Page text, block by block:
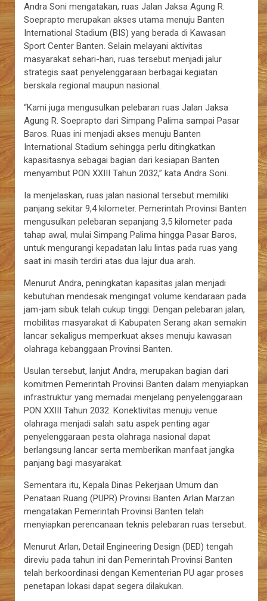
Andra Soni mengatakan, ruas Jalan Jaksa Agung R.
Soeprapto merupakan akses utama menuju Banten
International Stadium (BIS) yang berada di Kawasan
Sport Center Banten. Selain melayani aktivitas
masyarakat sehari-hari, ruas tersebut menjadi jalur
strategis saat penyelenggaraan berbagai kegiatan
berskala regional maupun nasional.
“Kami juga mengusulkan pelebaran ruas Jalan Jaksa
Agung R. Soeprapto dari Simpang Palima sampai Pasar
Baros. Ruas ini menjadi akses menuju Banten
International Stadium sehingga perlu ditingkatkan
kapasitasnya sebagai bagian dari kesiapan Banten
menyambut PON XXIII Tahun 2032,” kata Andra Soni.
Ia menjelaskan, ruas jalan nasional tersebut memiliki
panjang sekitar 9,4 kilometer. Pemerintah Provinsi Banten
mengusulkan pelebaran sepanjang 3,5 kilometer pada
tahap awal, mulai Simpang Palima hingga Pasar Baros,
untuk mengurangi kepadatan lalu lintas pada ruas yang
saat ini masih terdiri atas dua lajur dua arah.
Menurut Andra, peningkatan kapasitas jalan menjadi
kebutuhan mendesak mengingat volume kendaraan pada
jam-jam sibuk telah cukup tinggi. Dengan pelebaran jalan,
mobilitas masyarakat di Kabupaten Serang akan semakin
lancar sekaligus memperkuat akses menuju kawasan
olahraga kebanggaan Provinsi Banten.
Usulan tersebut, lanjut Andra, merupakan bagian dari
komitmen Pemerintah Provinsi Banten dalam menyiapkan
infrastruktur yang memadai menjelang penyelenggaraan
PON XXIII Tahun 2032. Konektivitas menuju venue
olahraga menjadi salah satu aspek penting agar
penyelenggaraan pesta olahraga nasional dapat
berlangsung lancar serta memberikan manfaat jangka
panjang bagi masyarakat.
Sementara itu, Kepala Dinas Pekerjaan Umum dan
Penataan Ruang (PUPR) Provinsi Banten Arlan Marzan
mengatakan Pemerintah Provinsi Banten telah
menyiapkan perencanaan teknis pelebaran ruas tersebut.
Menurut Arlan, Detail Engineering Design (DED) tengah
direviu pada tahun ini dan Pemerintah Provinsi Banten
telah berkoordinasi dengan Kementerian PU agar proses
penetapan lokasi dapat segera dilakukan.